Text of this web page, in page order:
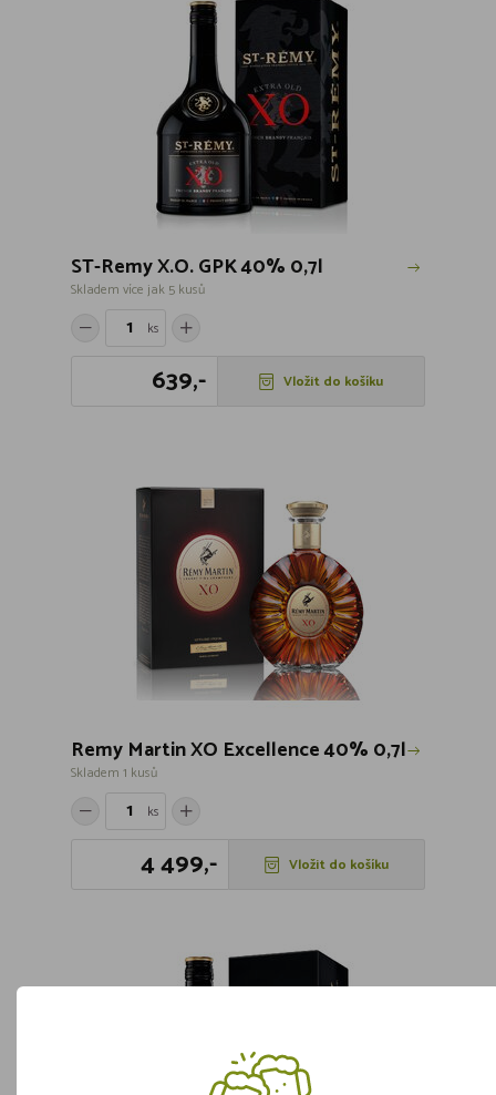
ST-Remy X.O. GPK 40% 0,7l
Skladem více jak 5 kusů
ks
639,- Vložit do košíku
Remy Martin XO Excellence 40% 0,7l
Skladem 1 kusů
ks
4 499,- Vložit do košíku